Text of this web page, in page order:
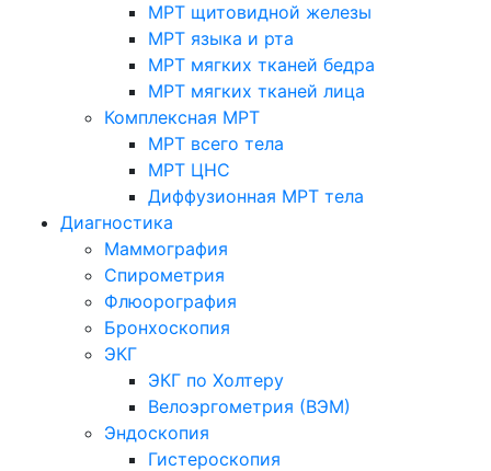
МРТ щитовидной железы
МРТ языка и рта
МРТ мягких тканей бедра
МРТ мягких тканей лица
Комплексная МРТ
МРТ всего тела
МРТ ЦНС
Диффузионная МРТ тела
Диагностика
Маммография
Спирометрия
Флюорография
Бронхоскопия
ЭКГ
ЭКГ по Холтеру
Велоэргометрия (ВЭМ)
Эндоскопия
Гистероскопия